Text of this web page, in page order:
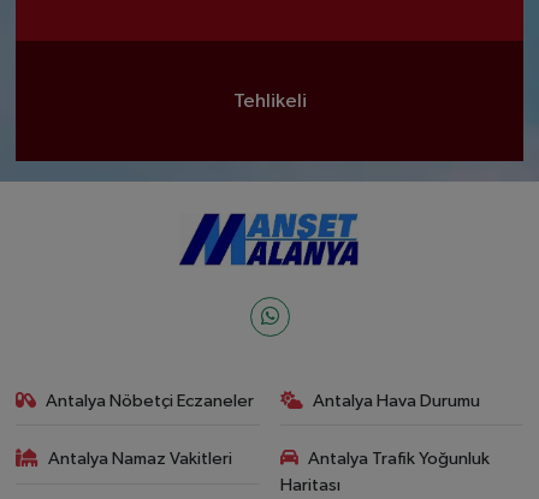
Tehlikeli
Antalya Nöbetçi Eczaneler Antalya Hava Durumu
Antalya Namaz Vakitleri
Antalya Trafik Yoğunluk
Haritası